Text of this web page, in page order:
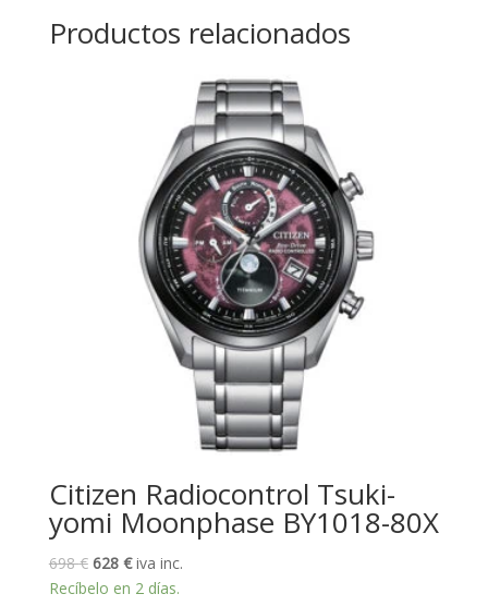
Productos relacionados
Citizen Radiocontrol Tsuki-
yomi Moonphase BY1018-80X
698€ El
precio
628 €El
precio
iva inc.
Recíbelo en 2 días.